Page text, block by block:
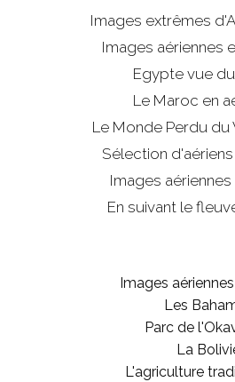
Images extrêmes d'
Images aériennes
Egypte vue
Le Maroc en
Le Monde Perdu du
Sélection d'aériens
Images aériennes
En suivant le
Images
Les
Parc de
La
L'agriculture